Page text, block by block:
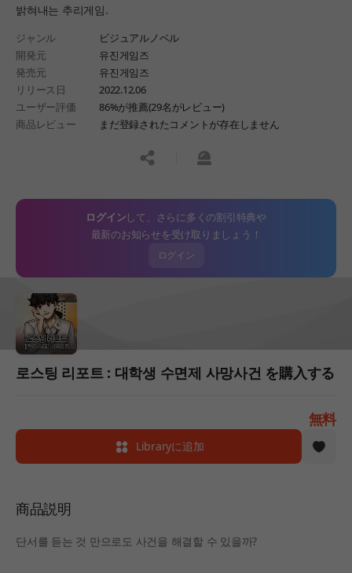
밝혀내는 추리게임.
ジャンル
ビジュアルノベル
開発元
유진게임즈
発売元
유진게임즈
リリース日
2022.12.06
ユーザー評価
86%が推薦(29名がレビュー)
商品レビュー
まだ登録されたコメントが存在しません
공유하기신고하기
ログインして、さらに多くの割引特典や
最新のお知らせを受け取りましょう！
ログイン
로스팅 리포트 : 대학생 수면제 사망사건 を購入する
無料
Libraryに追加
商品説明
단서를 듣는 것 만으로도 사건을 해결할 수 있을까?